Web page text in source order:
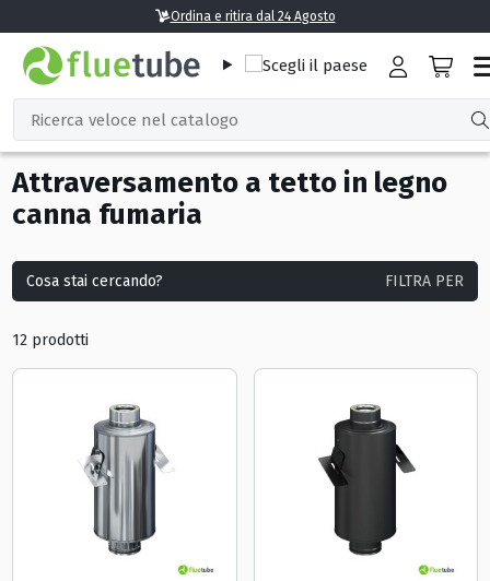
Ordina e ritira dal 24 Agosto
Attraversamento a tetto in legno
canna fumaria
Cosa stai cercando? FILTRA PER
12 prodotti